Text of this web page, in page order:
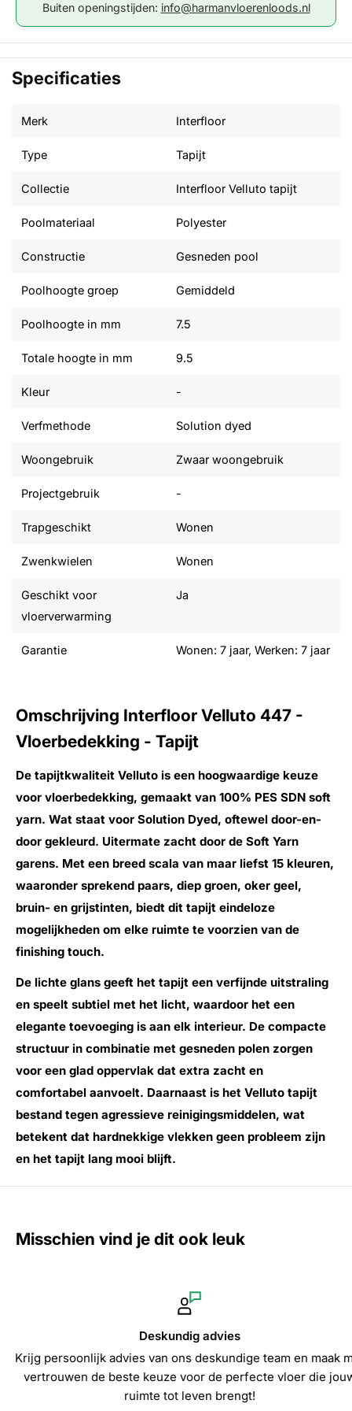
Buiten openingstijden: info@harmanvloerenloods.nl
Specificaties
Merk Interfloor
Type Tapijt
Collectie Interfloor Velluto tapijt
Poolmateriaal Polyester
Constructie Gesneden pool
Poolhoogte groep Gemiddeld
Poolhoogte in mm 7.5
Totale hoogte in mm 9.5
Kleur -
Verfmethode Solution dyed
Woongebruik Zwaar woongebruik
Projectgebruik -
Trapgeschikt Wonen
Zwenkwielen Wonen
Geschikt voor
vloerverwarming
Ja
Garantie Wonen: 7 jaar, Werken: 7 jaar
Omschrijving Interfloor Velluto 447 -
Vloerbedekking - Tapijt
De tapijtkwaliteit Velluto is een hoogwaardige keuze
voor vloerbedekking, gemaakt van 100% PES SDN soft
yarn. Wat staat voor Solution Dyed, oftewel door-en-
door gekleurd. Uitermate zacht door de Soft Yarn
garens. Met een breed scala van maar liefst 15 kleuren,
waaronder sprekend paars, diep groen, oker geel,
bruin- en grijstinten, biedt dit tapijt eindeloze
mogelijkheden om elke ruimte te voorzien van de
finishing touch.
De lichte glans geeft het tapijt een verfijnde uitstraling
en speelt subtiel met het licht, waardoor het een
elegante toevoeging is aan elk interieur. De compacte
structuur in combinatie met gesneden polen zorgen
voor een glad oppervlak dat extra zacht en
comfortabel aanvoelt. Daarnaast is het Velluto tapijt
bestand tegen agressieve reinigingsmiddelen, wat
betekent dat hardnekkige vlekken geen probleem zijn
en het tapijt lang mooi blijft.
Misschien vind je dit ook leuk
Deskundig advies
Krijg persoonlijk advies van ons deskundige team en maak met
vertrouwen de beste keuze voor de perfecte vloer die jouw
ruimte tot leven brengt!